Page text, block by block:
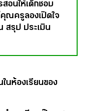
อนให้เด็กชอบ
ณครูลองเปิดใจ
สรุป ประเมิน
นห้องเรียนของ